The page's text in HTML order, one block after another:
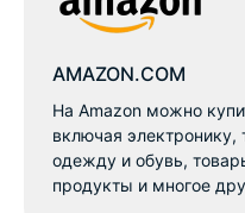
AMAZON.COM
На Amazon можно
включая
одежду и обувь,
продукты и многое